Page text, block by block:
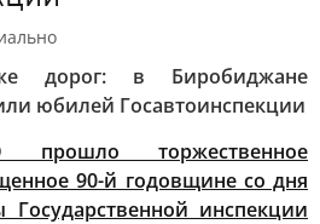
дорог: в Биробиджане
юбилей Госавтоинспекции
торжественное
90-й годовщине со дня
инспекции